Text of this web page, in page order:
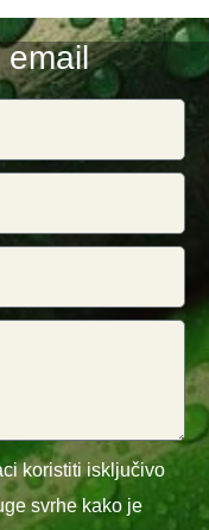
email
koristiti isključivo
svrhe kako je